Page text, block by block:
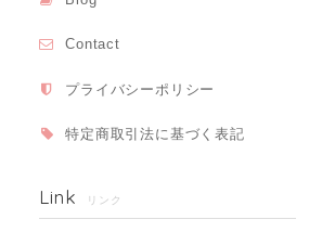
Contact
プライバシーポリシー
特定商取引法に基づく表記
Link リンク